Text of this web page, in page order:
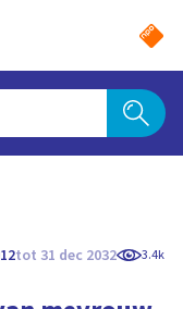
tot 31 dec 2032 3.4k